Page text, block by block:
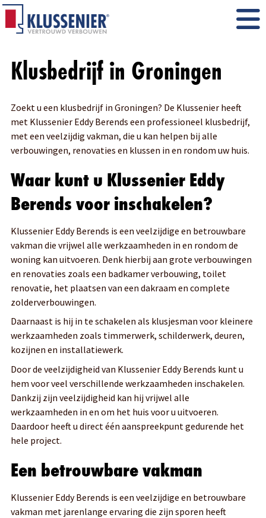
Klusbedrijf in Groningen
Zoekt u een klusbedrijf in Groningen? De Klussenier heeft
met Klussenier Eddy Berends een professioneel klusbedrijf,
met een veelzijdig vakman, die u kan helpen bij alle
verbouwingen, renovaties en klussen in en rondom uw huis.
Waar kunt u Klussenier Eddy
Berends voor inschakelen?
Klussenier Eddy Berends is een veelzijdige en betrouwbare
vakman die vrijwel alle werkzaamheden in en rondom de
woning kan uitvoeren. Denk hierbij aan grote verbouwingen
en renovaties zoals een badkamer verbouwing, toilet
renovatie, het plaatsen van een dakraam en complete
zolderverbouwingen.
Daarnaast is hij in te schakelen als klusjesman voor kleinere
werkzaamheden zoals timmerwerk, schilderwerk, deuren,
kozijnen en installatiewerk.
Door de veelzijdigheid van Klussenier Eddy Berends kunt u
hem voor veel verschillende werkzaamheden inschakelen.
Dankzij zijn veelzijdigheid kan hij vrijwel alle
werkzaamheden in en om het huis voor u uitvoeren.
Daardoor heeft u direct één aanspreekpunt gedurende het
hele project.
Een betrouwbare vakman
Klussenier Eddy Berends is een veelzijdige en betrouwbare
vakman met jarenlange ervaring die zijn sporen heeft